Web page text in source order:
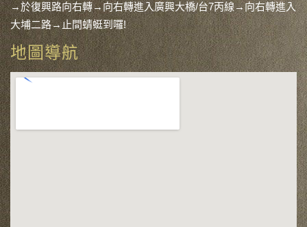
→於復興路向右轉→向右轉進入廣興大橋/台7丙線→向右轉進入
大埔二路→止間蜻蜓到囉!
地圖導航